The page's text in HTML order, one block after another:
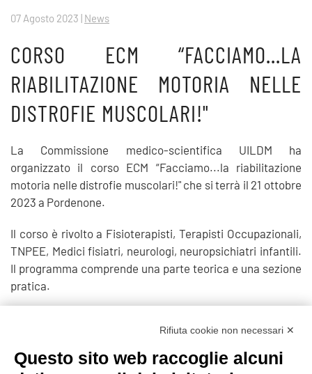
07 Agosto 2023 | News
CORSO ECM “FACCIAMO...LA
RIABILITAZIONE MOTORIA NELLE
DISTROFIE MUSCOLARI!"
La Commissione medico-scientifica UILDM ha
organizzato il corso ECM “Facciamo...la riabilitazione
motoria nelle distrofie muscolari!" che si terrà il 21 ottobre
2023 a Pordenone.
Il corso è rivolto a Fisioterapisti, Terapisti Occupazionali,
TNPEE, Medici fisiatri, neurologi, neuropsichiatri infantili.
Il programma comprende una parte teorica e una sezione
pratica.
Prec Avanti
Rifiuta cookie non necessari ✕
Questo sito web raccoglie alcuni